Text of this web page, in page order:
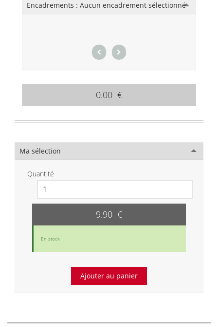
Encadrements : Aucun encadrement sélectionné
0.00 €
Ma sélection
Quantité
9.90 €
En stock